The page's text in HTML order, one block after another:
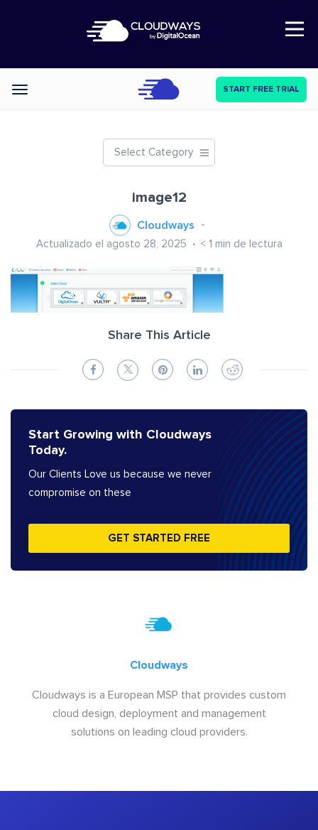
Open Nav
Categories START FREE TRIAL
Select Category
image12
Cloudways
Actualizado el agosto 28, 2025 < 1 min de lectura
Share This Article
Start Growing with Cloudways
Today.
Our Clients Love us because we never
compromise on these
GET STARTED FREE
Cloudways
Cloudways is a European MSP that provides custom
cloud design, deployment and management
solutions on leading cloud providers.